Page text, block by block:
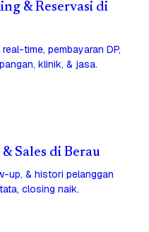
& Reservasi di
time, pembayaran DP,
klinik, & jasa.
Sales di Berau
up, & histori pelanggan
closing naik.